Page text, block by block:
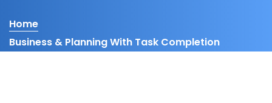
Home
Business & Planning With Task Completion